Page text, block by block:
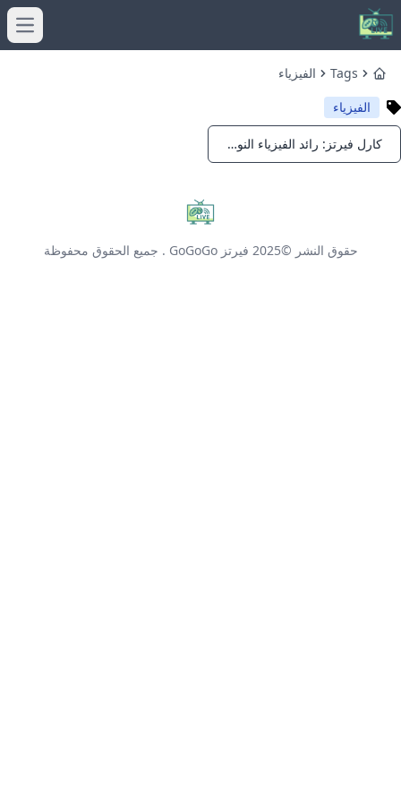
Home
Tags
الفيزياء
الفيزياء
Notifications كارل فيرتز: رائد الفيزياء النووية الألماني
حقوق النشر ©2025 فيرتز GoGoGo . جميع الحقوق محفوظة